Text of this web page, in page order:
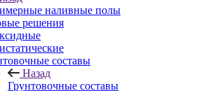
наливные полы
решения
составы
Назад
Грунтовочные составы